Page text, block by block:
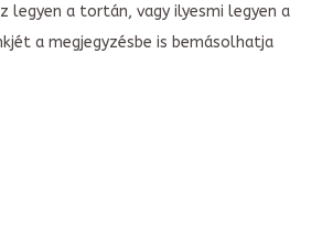
legyen a tortán, vagy ilyesmi legyen a
a megjegyzésbe is bemásolhatja